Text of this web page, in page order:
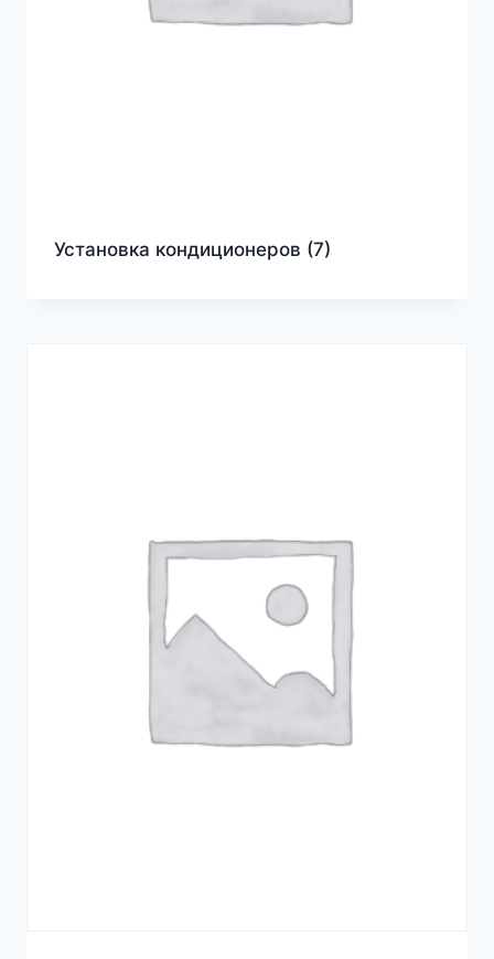
Установка кондиционеров (7)